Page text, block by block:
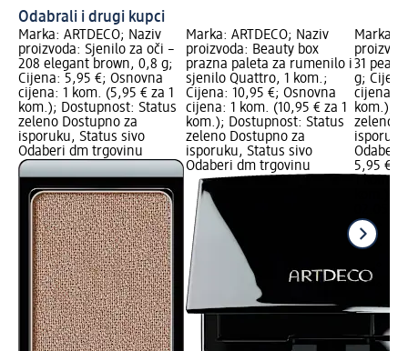
Odabrali i drugi kupci
Marka: ARTDECO; Naziv
proizvoda: Sjenilo za oči –
208 elegant brown, 0,8 g;
Cijena: 5,95 €; Osnovna
cijena: 1 kom. (5,95 € za 1
kom.); Dostupnost: Status
zeleno Dostupno za
isporuku, Status sivo
Odaberi dm trgovinu
Marka: ARTDECO; Naziv
proizvoda: Beauty box
prazna paleta za rumenilo i
sjenilo Quattro, 1 kom.;
Cijena: 10,95 €; Osnovna
cijena: 1 kom. (10,95 € za 1
kom.); Dostupnost: Status
zeleno Dostupno za
isporuku, Status sivo
Odaberi dm trgovinu
Marka:
31
g;
cijena: 1
kom.);
zeleno
Odaberi
5,95 €